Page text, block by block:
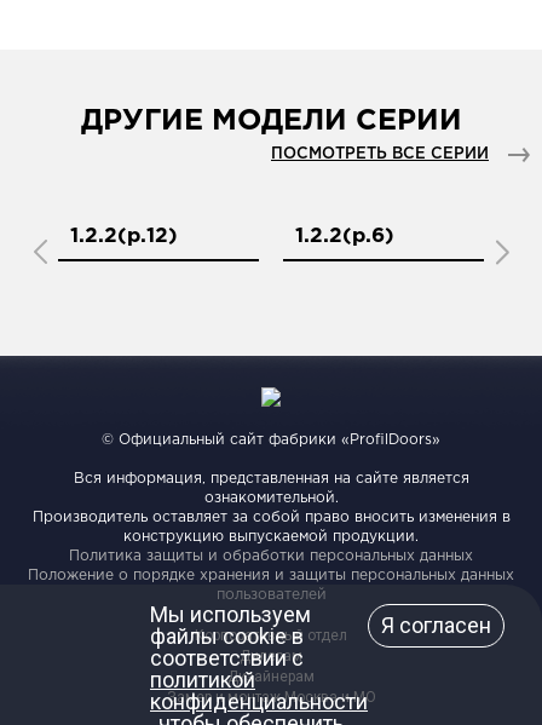
ДРУГИЕ МОДЕЛИ СЕРИИ
ПОСМОТРЕТЬ ВСЕ СЕРИИ
1.2.2(р.12) 1.2.2(р.6)
Мы используем
файлы cookie в
соответствии с
политикой
конфиденциальности
Я согласен
© Официальный сайт фабрики «ProfilDoors»
Вся информация, представленная на сайте является
ознакомительной.
Производитель оставляет за собой право вносить изменения в
конструкцию выпускаемой продукции.
Политика защиты и обработки персональных данных
Положение о порядке хранения и защиты персональных данных
пользователей
Корпоративный отдел
Дилерам
Дизайнерам
Замер и монтаж Москва и МО